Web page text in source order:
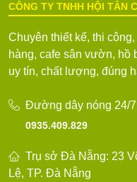
CÔNG TY TNHH HỘI TÂN
Chuyên thiết kế, thi
hàng, cafe sân vườn, hồ
uy tín, chất lượng, đúng
Đường dây nóng 24/
0935.409.829
Trụ sở Đà Nẵng: 23
Lệ, TP. Đà Nẵng